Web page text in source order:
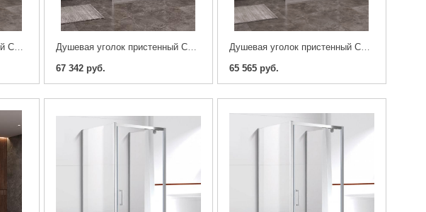
Душевая уголок пристенный CEZARES MOLVENO-AH-12-150/80-C-Cr-IV 150x80x1950
Душевая уголок пристенный CEZARES MOLVENO-AH-12-140/80-C-Cr-IV 140x80x1950
67 342 руб.
Душевая уголок пристенный CEZARES MOLVENO-AH-12-130/80-C-Cr-IV 130x80x1950
65 565 руб.